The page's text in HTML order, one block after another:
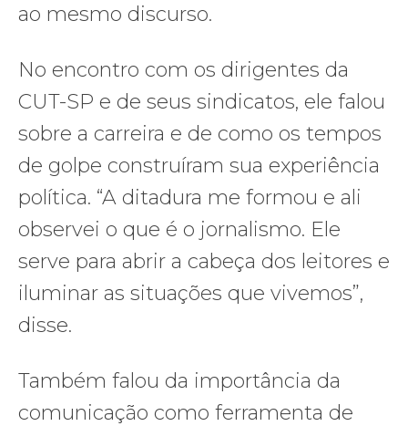
ao mesmo discurso.
No encontro com os dirigentes da
CUT-SP e de seus sindicatos, ele falou
sobre a carreira e de como os tempos
de golpe construíram sua experiência
política. “A ditadura me formou e ali
observei o que é o jornalismo. Ele
serve para abrir a cabeça dos leitores e
iluminar as situações que vivemos”,
disse.
Também falou da importância da
comunicação como ferramenta de